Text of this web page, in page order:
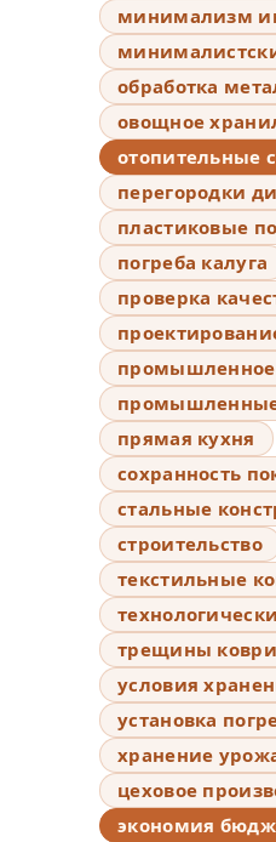
минимализм
обработка
овощное
отопительные
перегородки
пластиковые
погреба калуга
проверка
промышленное
прямая кухня
сохранность
стальные
строительство
текстильные
трещины
условия
установка
хранение
цеховое
экономия